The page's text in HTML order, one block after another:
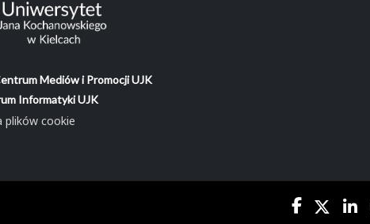
Mediów i Promocji UJK
Informatyki UJK
plików cookie